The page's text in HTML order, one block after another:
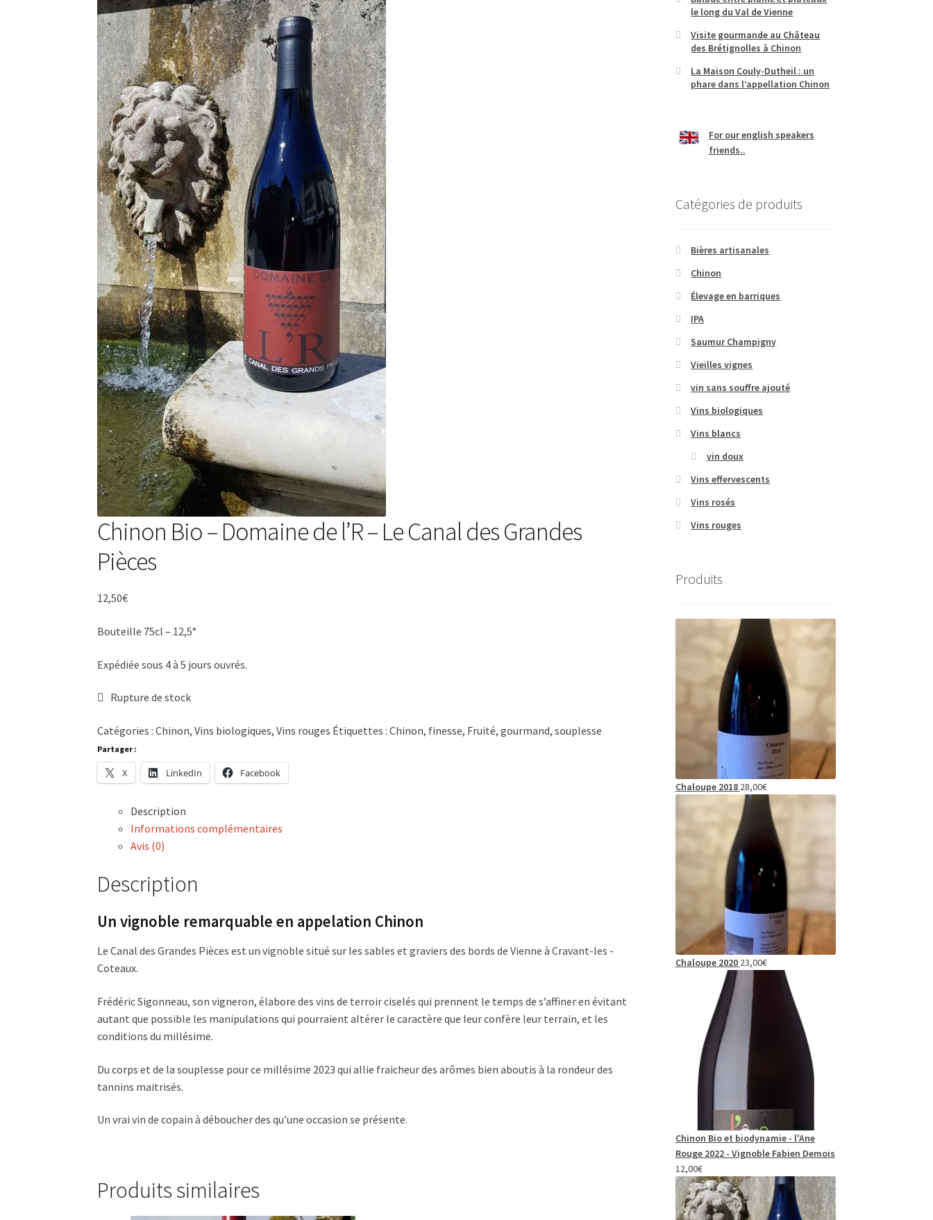
Chinon Bio – Domaine de l’R – Le Canal des Grandes
Pièces
12,50€
Bouteille 75cl – 12,5°
Expédiée sous 4 à 5 jours ouvrés.
Rupture de stock
Catégories :Chinon,Vins biologiques,Vins rouges Étiquettes :Chinon, finesse, Fruité,gourmand,souplesse
Partager :
X LinkedIn Facebook
Description
Informations complémentaires
Avis (0)
Description
Un vignoble remarquable en appelation Chinon
Le Canal des Grandes Pièces est un vignoble situé sur les sables et graviers des bords de Vienne à Cravant-les -
Coteaux.
Frédéric Sigonneau, son vigneron, élabore des vins de terroir ciselés qui prennent le temps de s’affiner en évitant
autant que possible les manipulations qui pourraient altérer le caractère que leur confère leur terrain, et les
conditions du millésime.
Du corps et de la souplesse pour ce millésime 2023 qui allie fraicheur des arômes bien aboutis à la rondeur des
tannins maitrisés.
Un vrai vin de copain à déboucher des qu’une occasion se présente.
Produits similaires
le long du Val de Vienne
Visite gourmande au Château
des Brétignolles à Chinon
La Maison Couly-Dutheil : un
phare dans l’appellation Chinon
For our english speakers
friends..
Catégories de produits
Bières artisanales
Chinon
Élevage en barriques
IPA
Saumur Champigny
Vieilles vignes
vin sans souffre ajouté
Vins biologiques
Vins blancs
vin doux
Vins effervescents
Vins rosés
Vins rouges
Produits
Chaloupe 2018 28,00€
Chaloupe 2020 23,00€
Chinon Bio et biodynamie - l'Ane
Rouge 2022 - Vignoble Fabien Demois
12,00€